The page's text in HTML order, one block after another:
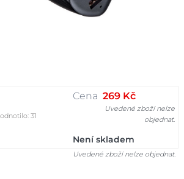
31
Cena 269 Kč
Uvedené zboží nelze
objednat.
Není skladem
Uvedené zboží nelze objednat.